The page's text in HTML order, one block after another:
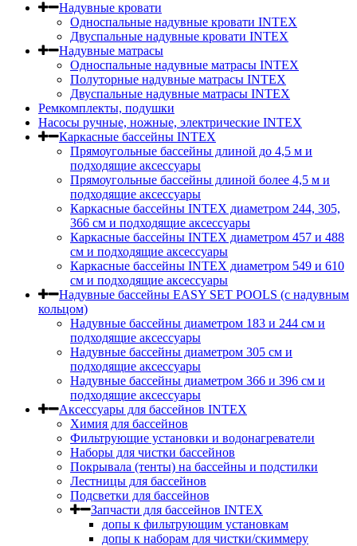
Надувные кровати
Односпальные надувные кровати INTEX
Двуспальные надувные кровати INTEX
Надувные матрасы
Односпальные надувные матрасы INTEX
Полуторные надувные матрасы INTEX
Двуспальные надувные матрасы INTEX
Ремкомплекты, подушки
Насосы ручные, ножные, электрические INTEX
Каркасные бассейны INTEX
Прямоугольные бассейны длиной до 4,5 м и
подходящие аксессуары
Прямоугольные бассейны длиной более 4,5 м и
подходящие аксессуары
Каркасные бассейны INTEX диаметром 244, 305,
366 см и подходящие аксессуары
Каркасные бассейны INTEX диаметром 457 и 488
cм и подходящие аксессуары
Каркасные бассейны INTEX диаметром 549 и 610
см и подходящие аксессуары
Надувные бассейны EASY SET POOLS (с надувным
кольцом)
Надувные бассейны диаметром 183 и 244 см и
подходящие аксессуары
Надувные бассейны диаметром 305 см и
подходящие аксессуары
Надувные бассейны диаметром 366 и 396 см и
подходящие аксессуары
Аксессуары для бассейнов INTEX
Химия для бассейнов
Фильтрующие установки и водонагреватели
Наборы для чистки бассейнов
Покрывала (тенты) на бассейны и подстилки
Лестницы для бассейнов
Подсветки для бассейнов
Запчасти для бассейнов INTEX
допы к фильтрующим установкам
допы к наборам для чистки/скиммеру